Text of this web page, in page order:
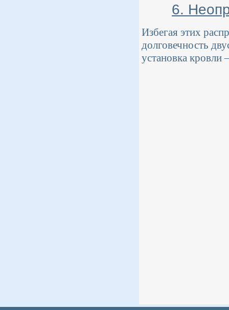
6.
Избегая этих
долговечность
установка кровли